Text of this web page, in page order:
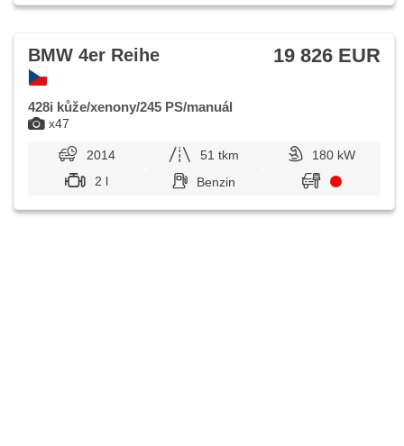
x47
BMW 4er Reihe 19 826 EUR
428i kůže/xenony/245 PS/manuál
2014 51 tkm
180 kW
2 l
Benzin